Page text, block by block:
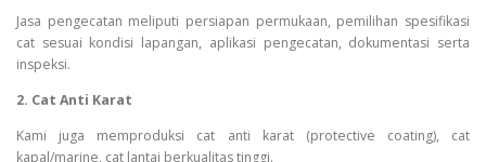
Jasa pengecatan meliputi persiapan permukaan, pemilihan spesifikasi
cat sesuai kondisi lapangan, aplikasi pengecatan, dokumentasi serta
inspeksi.
2. Cat Anti Karat
Kami juga memproduksi cat anti karat (protective coating), cat
kapal/marine, cat lantai berkualitas tinggi.